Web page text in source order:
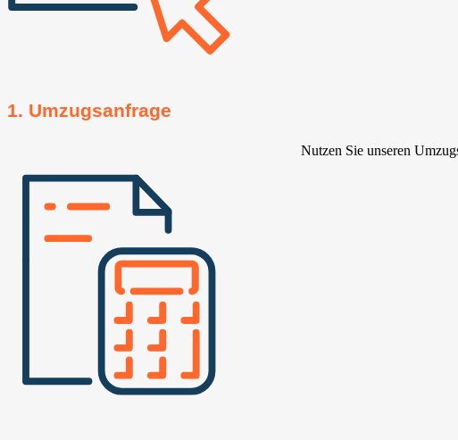
1. Umzugsanfrage
Nutzen Sie unseren